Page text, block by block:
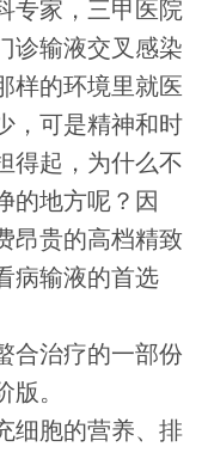
专家，三甲医院
诊输液交叉感染
样的环境里就医
，可是精神和时
得起，为什么不
的地方呢？因
昂贵的高档精致
病输液的首选
合治疗的一部份
。
细胞的营养、排